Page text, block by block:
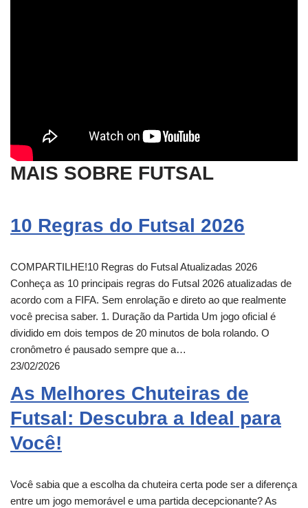
MAIS SOBRE FUTSAL
10 Regras do Futsal 2026
COMPARTILHE!10 Regras do Futsal Atualizadas 2026
Conheça as 10 principais regras do Futsal 2026 atualizadas de
acordo com a FIFA. Sem enrolação e direto ao que realmente
você precisa saber. 1. Duração da Partida Um jogo oficial é
dividido em dois tempos de 20 minutos de bola rolando. O
cronômetro é pausado sempre que a…
23/02/2026
As Melhores Chuteiras de
Futsal: Descubra a Ideal para
Você!
Você sabia que a escolha da chuteira certa pode ser a diferença
entre um jogo memorável e uma partida decepcionante? As